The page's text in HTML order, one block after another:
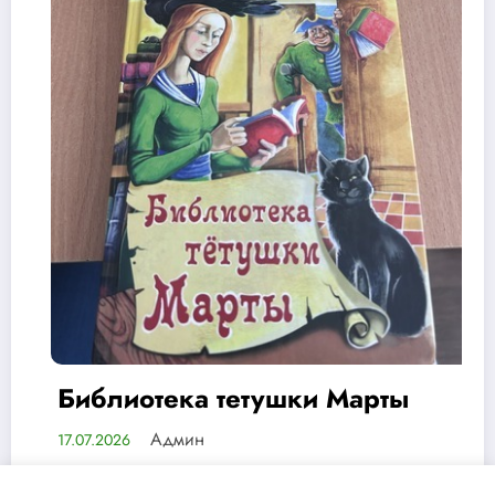
Марты
75 лет мудрости,